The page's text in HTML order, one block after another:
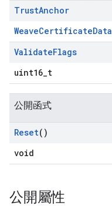
TrustAnchor
WeaveCertificateData
ValidateFlags
uint16_t
公開函式
Reset()
void
公開屬性